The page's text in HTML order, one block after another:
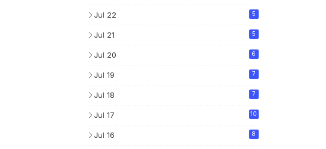
Jul 22 5
Jul 21 5
Jul 20 6
Jul 19 7
Jul 18 7
Jul 17 10
Jul 16 8